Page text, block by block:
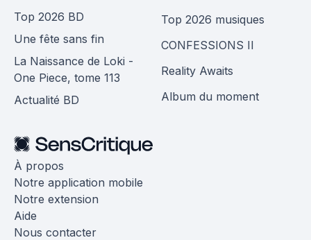
Top 2026 BD
Une fête sans fin
La Naissance de Loki -
One Piece, tome 113
Actualité BD
Top 2026 musiques
CONFESSIONS II
Reality Awaits
Album du moment
À propos
Notre application mobile
Notre extension
Aide
Nous contacter